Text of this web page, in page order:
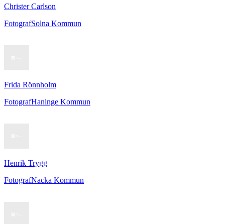
Christer Carlson
FotografSolna Kommun
Frida Rönnholm
FotografHaninge Kommun
Henrik Trygg
FotografNacka Kommun